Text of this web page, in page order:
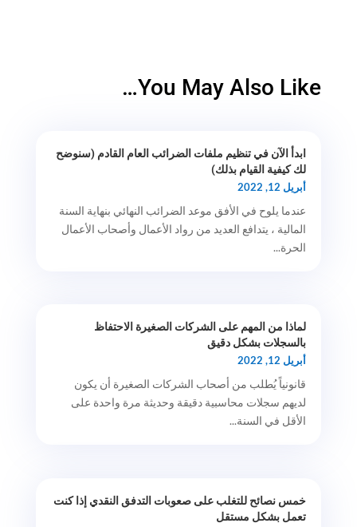
You May Also Like…
ابدأ الآن في تنظيم ملفات الضرائب العام القادم (سنوضح
لك كيفية القيام بذلك)
أبريل 12, 2022
عندما يلوح في الأفق موعد الضرائب النهائي بنهاية السنة
المالية ، يتدافع العديد من رواد الأعمال وأصحاب الأعمال
الحرة...
لماذا من المهم على الشركات الصغيرة الاحتفاظ
بالسجلات بشكل دقيق
أبريل 12, 2022
قانونياً يُطلب من أصحاب الشركات الصغيرة أن يكون
لديهم سجلات محاسبية دقيقة وحديثة مرة واحدة على
الأقل في السنة...
خمس نصائح للتغلب على صعوبات التدفق النقدي إذا كنت
تعمل بشكل مستقل